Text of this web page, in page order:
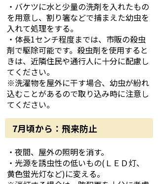
・バケツに水と少量の洗剤を入れたもの
を用意し、割り箸などで捕まえた幼虫を
入れて処理をする。
・体長1センチ程度までは、市販の殺虫
剤で駆除可能です。殺虫剤を使用すると
きは、近隣住民や通行人に十分に配慮し
てください。
※洗濯物を屋外に干す場合、幼虫が紛れ
込むことがあるので取り込み時に注意し
てください。
7月頃から：飛来防止
・夜間、屋外の照明を消す。
・光源を誘虫性の低いもの(ＬＥＤ灯、
黄色蛍光灯など)に変える。